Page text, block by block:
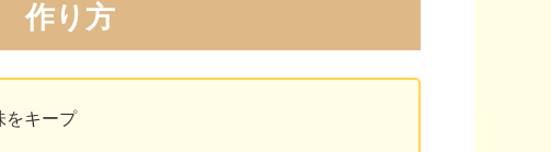
作り方
をキープ